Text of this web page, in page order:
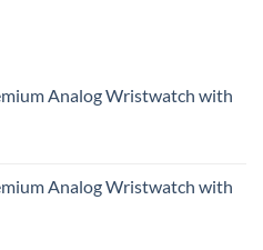
Analog Wristwatch with
Analog Wristwatch with